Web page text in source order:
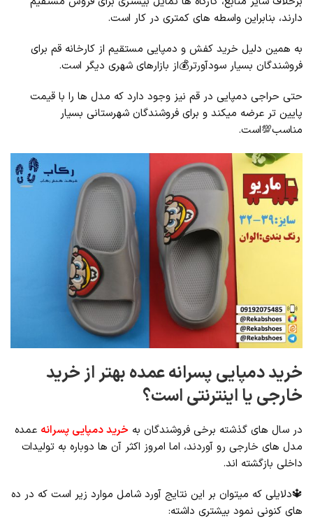
دارند، بنابراین واسطه‌ های کمتری در کار است.
به همین دلیل خرید کفش و دمپایی مستقیم از کارخانه قم برای
فروشندگان بسیار سودآورتر💰از بازارهای شهری دیگر است.
حتی حراجی دمپایی در قم نیز وجود دارد که مدل‌ ها را با قیمت
پایین‌ تر عرضه میکند و برای فروشندگان شهرستانی بسیار
مناسب💯است.
خرید دمپایی پسرانه عمده بهتر از خرید
خارجی یا اینترنتی است؟
در سال ‌های گذشته برخی فروشندگان به خرید دمپایی پسرانه عمده
مدل‌ های خارجی رو آوردند، اما امروز اکثر آن ‌ها دوباره به تولیدات
داخلی بازگشته ‌اند.
🔱دلایلی که میتوان بر این نتایج آورد شامل موارد زیر است که در ده
های کنونی نمود بیشتری داشته: